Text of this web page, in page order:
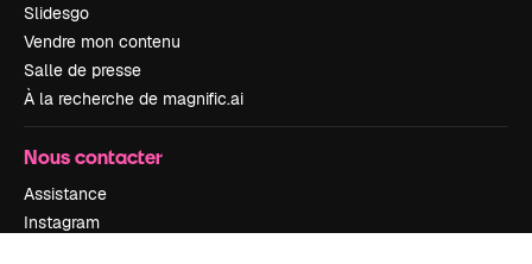
Slidesgo
Vendre mon contenu
Salle de presse
À la recherche de magnific.ai
Nous contacter
Assistance
Instagram